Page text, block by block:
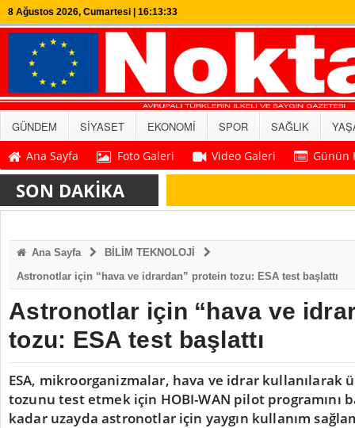
8 Ağustos 2026, Cumartesi | 16:13:33
GÜNDEM SİYASET EKONOMİ SPOR SAĞLIK
Ana Sayfa
Foto Galeri Video Galeri Günün
SON DAKİKA
Ana Sayfa
BİLİM TEKNOLOJİ
Astronotlar için “hava ve idrardan” protein tozu: ESA test başlattı
Astronotlar için “hava ve
tozu: ESA test başlattı
ESA, mikroorganizmalar, hava ve idrar kullanılarak
tozunu test etmek için HOBI-WAN pilot programını
kadar uzayda astronotlar için yaygın kullanım